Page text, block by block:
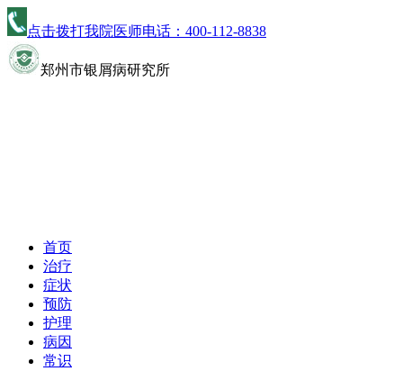
点击拨打我院医师电话： 400-112-8838
郑州市银屑病研究所
首页
治疗
症状
预防
护理
病因
常识